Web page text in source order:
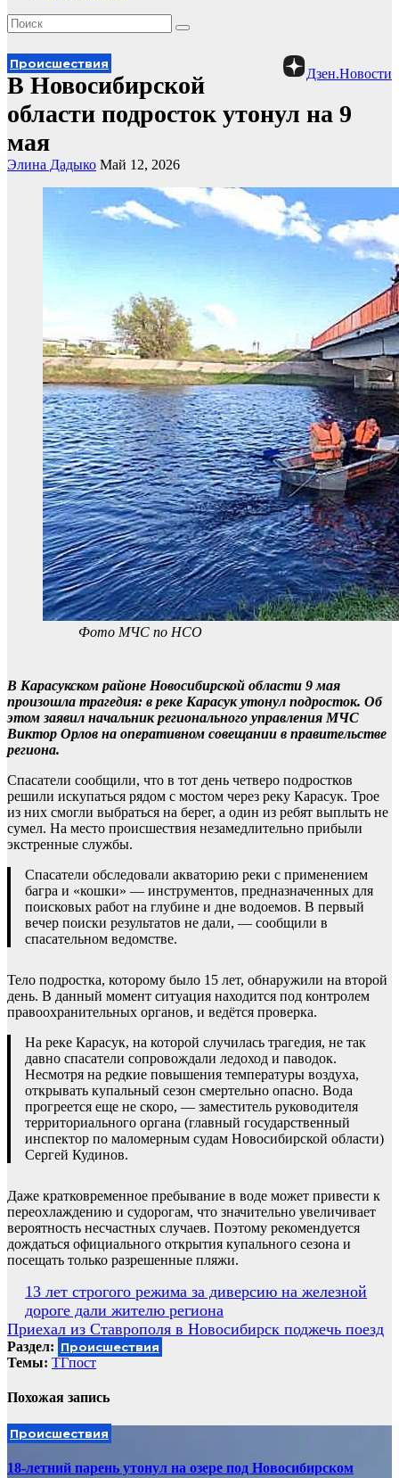
Дзен.Новости
Происшествия
В Новосибирской
области подросток утонул на 9
мая
Элина Дадыко Май 12, 2026
Фото МЧС по НСО
В Карасукском районе Новосибирской области 9 мая
произошла трагедия: в реке Карасук утонул подросток. Об
этом заявил начальник регионального управления МЧС
Виктор Орлов на оперативном совещании в правительстве
региона.
Спасатели сообщили, что в тот день четверо подростков
решили искупаться рядом с мостом через реку Карасук. Трое
из них смогли выбраться на берег, а один из ребят выплыть не
сумел. На место происшествия незамедлительно прибыли
экстренные службы.
Спасатели обследовали акваторию реки с применением
багра и «кошки» — инструментов, предназначенных для
поисковых работ на глубине и дне водоемов. В первый
вечер поиски результатов не дали, — сообщили в
спасательном ведомстве.
Тело подростка, которому было 15 лет, обнаружили на второй
день. В данный момент ситуация находится под контролем
правоохранительных органов, и ведётся проверка.
На реке Карасук, на которой случилась трагедия, не так
давно спасатели сопровождали ледоход и паводок.
Несмотря на редкие повышения температуры воздуха,
открывать купальный сезон смертельно опасно. Вода
прогреется еще не скоро, — заместитель руководителя
территориального органа (главный государственный
инспектор по маломерным судам Новосибирской области)
Сергей Кудинов.
Даже кратковременное пребывание в воде может привести к
переохлаждению и судорогам, что значительно увеличивает
вероятность несчастных случаев. Поэтому рекомендуется
дождаться официального открытия купального сезона и
посещать только разрешенные пляжи.
Навигация
по
записям
13 лет строгого режима за диверсию на железной
дороге дали жителю региона
Приехал из Ставрополя в Новосибирск поджечь поезд
Раздел: Происшествия
Темы: ТГпост
Похожая запись
Происшествия
18-летний парень утонул на озере под Новосибирском